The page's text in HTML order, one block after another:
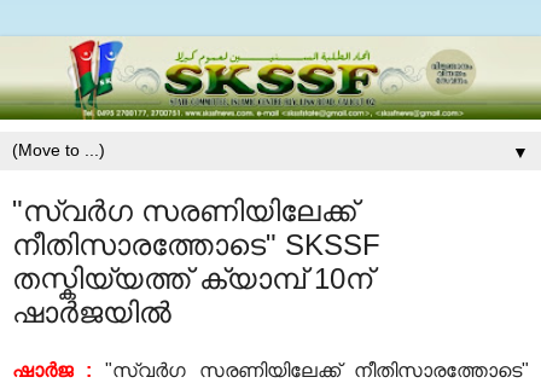
▼
"സ്വര്‍ഗ സരണിയിലേക്ക്
നീതിസാരത്തോടെ" SKSSF
തസ്കിയ്യത്ത് ക്യാമ്പ് 10ന്
ഷാര്‍ജയില്‍
ഷാര്‍ജ : "സ്വര്‍ഗ സരണിയിലേക്ക് നീതിസാരത്തോടെ"